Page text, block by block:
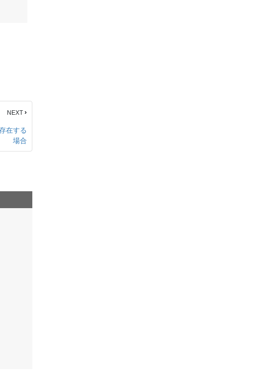
NEXT ›
在する
場合